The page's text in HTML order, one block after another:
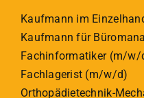
Kaufmann im
Kaufmann für
Fachinformatiker (m/w/
Fachlagerist (m/w/d)
Orthopädietechnik-